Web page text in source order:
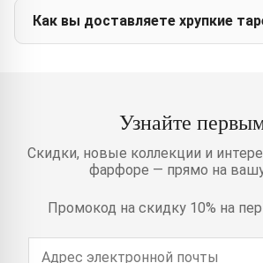
Как вы доставляете хрупкие
Узнайте
Скидки, новые коллекции и
фарфоре — прямо на
Промокод на скидку 10% на